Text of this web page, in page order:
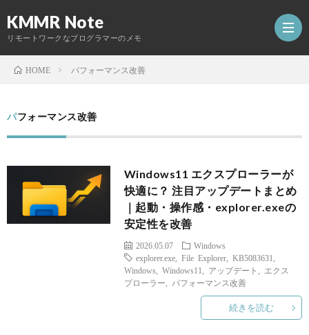
KMMR Note
リモートワークなプログラマーのメモ
ー
ム
日
記
開
発
HOME パフォーマンス改善
パフォーマンス改善
Windows11 エクスプローラーが
快適に？ 注目アップデートまとめ
｜起動・操作感・explorer.exeの
安定性を改善
2026.05.07
Windows
explorer.exe, File Explorer, KB5083631
Windows
Windows11 アップデート
エクス
プローラー
パフォーマンス改善
続きを読む